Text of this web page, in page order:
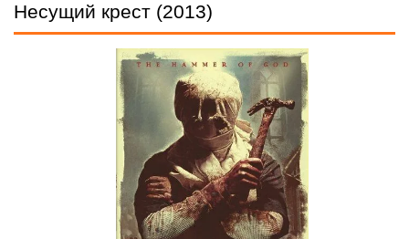
Несущий крест (2013)